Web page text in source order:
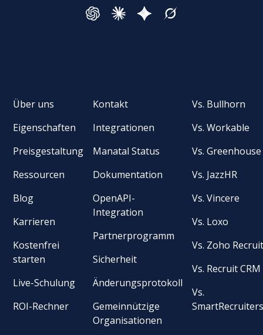
Über uns
Eigenschaften
Preisgestaltung
Ressourcen
Blog
Karrieren
Kostenfrei
starten
Live-Schulung
ROI-Rechner
Kontakt
Integrationen
Manatal Status
Dokumentation
OpenAPI-
Integration
Partnerprogramm
Sicherheit
Änderungsprotokoll
Gemeinnützige
Organisationen
Vs. Bullhorn
Vs. Workable
Vs. Greenhouse
Vs. JazzHR
Vs. Vincere
Vs. Loxo
Vs. Zoho
Vs. Recruit CRM
Vs.